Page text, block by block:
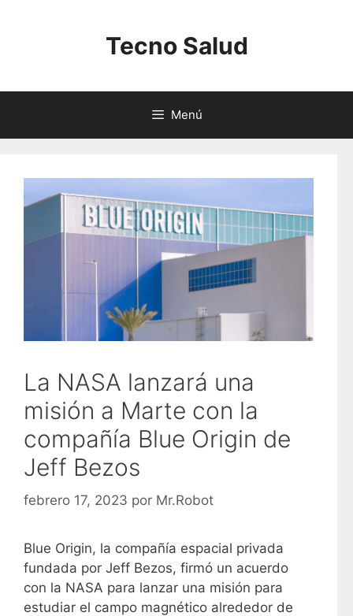
Tecno Salud
Menú
La NASA lanzará una
misión a Marte con la
compañía Blue Origin de
Jeff Bezos
febrero 17, 2023 por Mr.Robot
Blue Origin, la compañía espacial privada
fundada por Jeff Bezos, firmó un acuerdo
con la NASA para lanzar una misión para
estudiar el campo magnético alrededor de